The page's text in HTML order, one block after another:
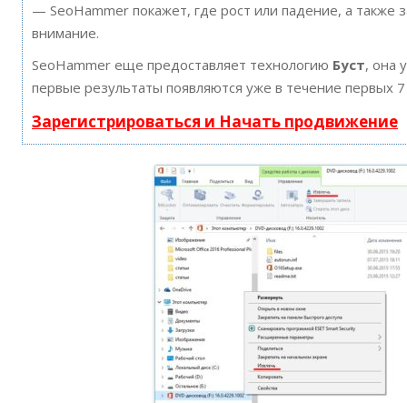
— SeoHammer покажет, где рост или падение, а также
внимание.
SeoHammer еще предоставляет технологию Буст, она
первые результаты появляются уже в течение первых
Зарегистрироваться и Начать продвижение